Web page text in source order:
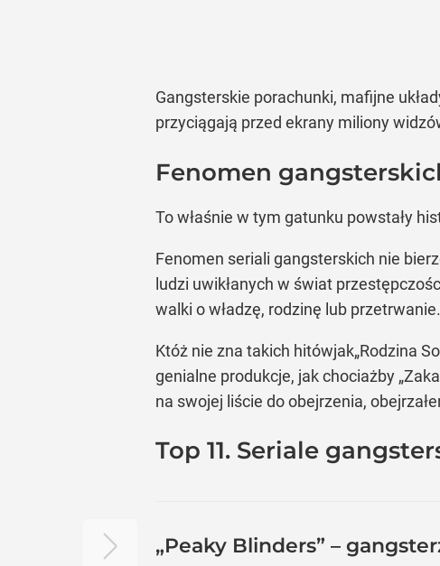
Gangsterskie porachunki, mafijne
przyciągają przed ekrany miliony
Fenomen
To właśnie w tym gatunku powstały
Fenomen seriali gangsterskich nie
ludzi uwikłanych w świat
walki o władzę, rodzinę lub
Któż nie zna takich hitówjak„Rodzina
genialne produkcje, jak chociażby
na swojej liście do obejrzenia,
Top 11. Seriale
„Peaky Blinders” –